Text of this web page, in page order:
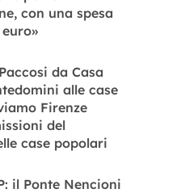
con una spesa
da Casa
alle case
Firenze
del
case popolari
il Ponte Nencioni